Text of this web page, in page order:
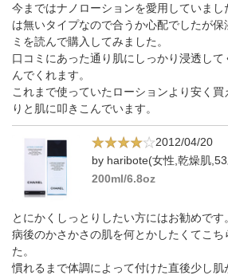
今まではナノローションを愛用していまし
は無いタイプなので合うか心配でしたが保
ミを読んで購入してみました。
口コミにあった通り肌にしっかり浸透し
んでくれます。
これまで使っていたローションより安く
りと肌に叩きこんでいます。
2012/04/20
by haribote(女性,乾燥肌
200ml/6.8oz
とにかくしっとりしたい方にはお勧めです。
病後のかさかさの肌を何とかしたくてこち
た。
慣れるまで体調によって付けた直後少し